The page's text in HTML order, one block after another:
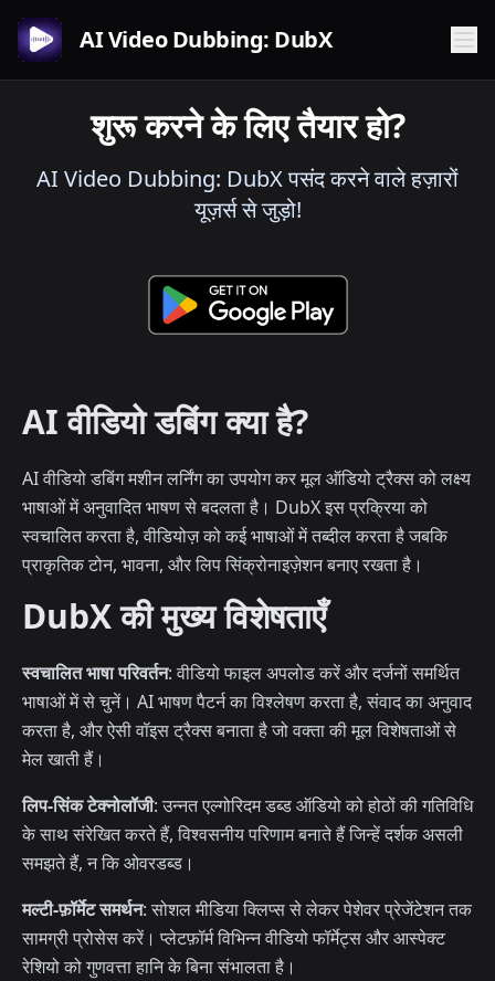
AI Video Dubbing: DubX
शुरू करने के लिए तैयार हो?
AI Video Dubbing: DubX पसंद करने वाले हज़ारों
यूज़र्स से जुड़ो!
AI वीडियो डबिंग क्या है?
AI वीडियो डबिंग मशीन लर्निंग का उपयोग कर मूल ऑडियो ट्रैक्स को लक्ष्य
भाषाओं में अनुवादित भाषण से बदलता है। DubX इस प्रक्रिया को
स्वचालित करता है, वीडियोज़ को कई भाषाओं में तब्दील करता है जबकि
प्राकृतिक टोन, भावना, और लिप सिंक्रोनाइज़ेशन बनाए रखता है।
DubX की मुख्य विशेषताएँ
स्वचालित भाषा परिवर्तन: वीडियो फाइल अपलोड करें और दर्जनों समर्थित
भाषाओं में से चुनें। AI भाषण पैटर्न का विश्लेषण करता है, संवाद का अनुवाद
करता है, और ऐसी वॉइस ट्रैक्स बनाता है जो वक्ता की मूल विशेषताओं से
मेल खाती हैं।
लिप-सिंक टेक्नोलॉजी: उन्नत एल्गोरिदम डब्ड ऑडियो को होठों की गतिविधि
के साथ संरेखित करते हैं, विश्वसनीय परिणाम बनाते हैं जिन्हें दर्शक असली
समझते हैं, न कि ओवरडब्ड।
मल्टी-फ़ॉर्मेट समर्थन: सोशल मीडिया क्लिप्स से लेकर पेशेवर प्रेजेंटेशन तक
सामग्री प्रोसेस करें। प्लेटफ़ॉर्म विभिन्न वीडियो फॉर्मेट्स और आस्पेक्ट
रेशियो को गुणवत्ता हानि के बिना संभालता है।